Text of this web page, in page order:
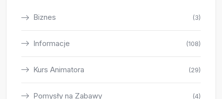
Biznes (3)
Informacje (108)
Kurs Animatora (29)
Pomysły na Zabawy (4)